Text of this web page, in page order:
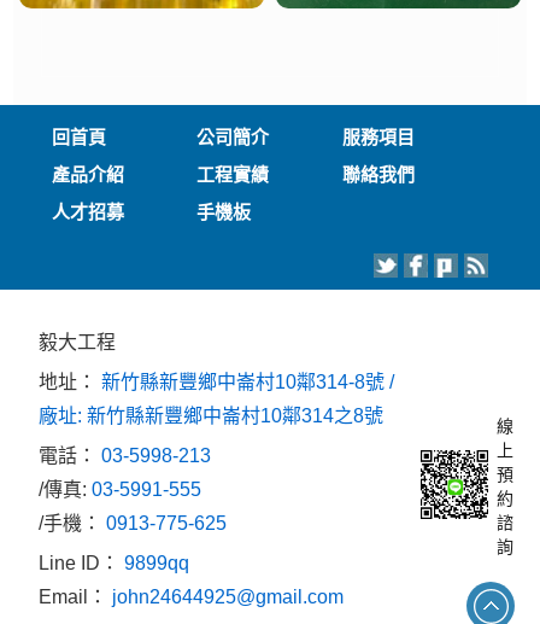
回首頁 公司簡介
服務項目
產品介紹
工程實績
聯絡我們
人才招募
手機板
毅大工程
地址：新竹縣新豐鄉中崙村10鄰314-8號 /
廠址: 新竹縣新豐鄉中崙村10鄰314之8號
電話：03-5998-213
/傳真:03-5991-555
/手機：0913-775-625
Line ID：9899qq
Email： john24644925@gmail.com
線
上
預
約
諮
詢